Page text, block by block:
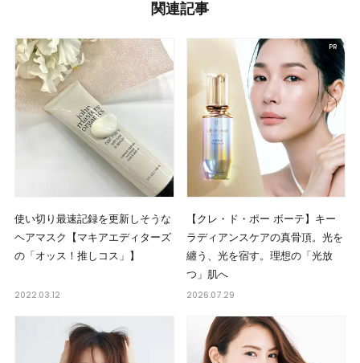
関連記事
使い切り最速記録を更新しそうな
ヘアマスク【マキアエディターズ
の「オッス！推しコス」】
2022.03.12
【クレ・ド・ポー ボーテ】キー
ラディアンスケアの真骨頂。光を
纏う、光を宿す。理想の「光放
つ」肌へ
2026.07.29